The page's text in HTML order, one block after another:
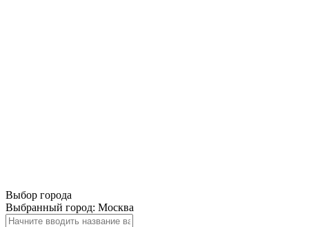
Выбор города
Выбранный город: Москва